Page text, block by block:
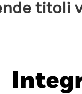
titoli